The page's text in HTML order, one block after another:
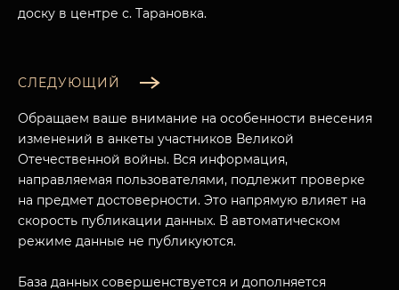
О НАС
доску в центре с. Тарановка.
СЛЕДУЮЩИЙ
Обращаем ваше внимание на особенности внесения
изменений в анкеты участников Великой
Отечественной войны. Вся информация,
направляемая пользователями, подлежит проверке
на предмет достоверности. Это напрямую влияет на
скорость публикации данных. В автоматическом
режиме данные не публикуются.
База данных совершенствуется и дополняется